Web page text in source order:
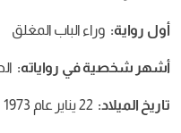
أول رواية: وراء الباب المغلق
أشهر شخصية في رواياته:
تاريخ الميلاد: 22 يناير عام 1973